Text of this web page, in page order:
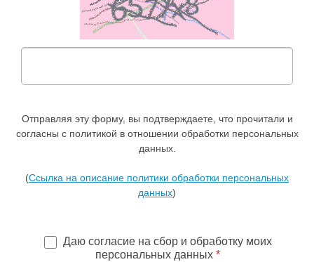
Отправляя эту форму, вы подтверждаете, что прочитали и
согласны с политикой в отношении обработки персональных
данных.
(Ссылка на описание политики обработки персональных
данных)
Даю согласие на сбор и обработку моих
персональных данных *